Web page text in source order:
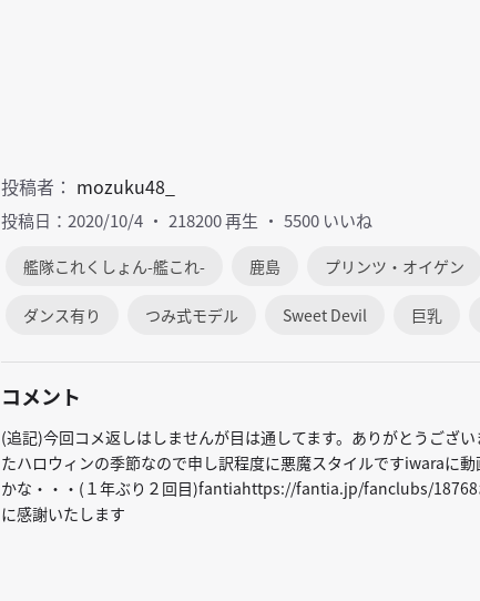
投稿者： mozuku48_
投稿日：2020/10/4 218200 再生 5500 いいね
艦隊これくしょん-艦これ- 鹿島 プリンツ・オイゲン
ダンス有り つみ式モデル Sweet Devil 巨乳
コメント
(追記)今回コメ返しはしませんが目は通してます。ありがとうござ
たハロウィンの季節なので申し訳程度に悪魔スタイルですiwaraに
かな・・・(１年ぶり２回目)fantiahttps://fantia.jp/fanclubs/18768
に感謝いたします